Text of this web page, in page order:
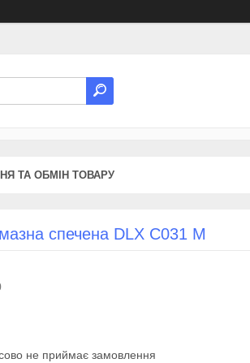
ТА ОБМІН ТОВАРУ
спечена DLX C031 M
не приймає замовлення